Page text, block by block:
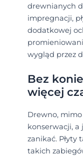
drewnianych
impregnacji,
dodatkowej
wygląd przez
Bez
więcej
Drewno,
konserwacji,
zanikać. Płyty
takich